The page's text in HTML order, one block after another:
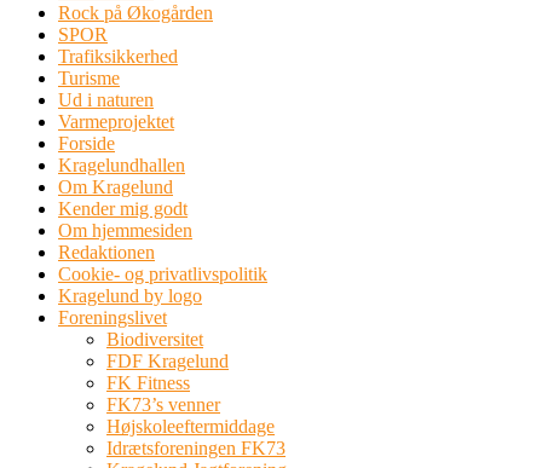
Rock på Økogården
SPOR
Trafiksikkerhed
Turisme
Ud i naturen
Varmeprojektet
Forside
Kragelundhallen
Om Kragelund
Kender mig godt
Om hjemmesiden
Redaktionen
Cookie- og privatlivspolitik
Kragelund by logo
Foreningslivet
Biodiversitet
FDF Kragelund
FK Fitness
FK73’s venner
Højskoleeftermiddage
Idrætsforeningen FK73